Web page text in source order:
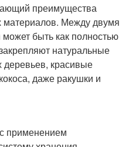
преимущества
материалов. Между двумя
быть как полностью
натуральные
деревьев, красивые
даже ракушки и
применением